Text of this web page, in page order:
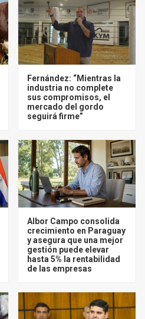
Fernández: “Mientras la
industria no complete
sus compromisos, el
mercado del gordo
seguirá firme”
Albor Campo consolida
crecimiento en Paraguay
y asegura que una mejor
gestión puede elevar
hasta 5% la rentabilidad
de las empresas